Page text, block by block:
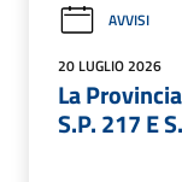
AVVISI
20 LUGLIO 2026
La
S.P. 217 E